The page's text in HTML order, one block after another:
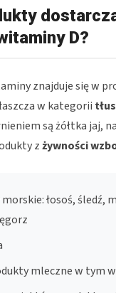
D?
znajduje się w
w kategorii
są żółtka jaj,
zżywności
łosoś, śledź,
mleczne w tym